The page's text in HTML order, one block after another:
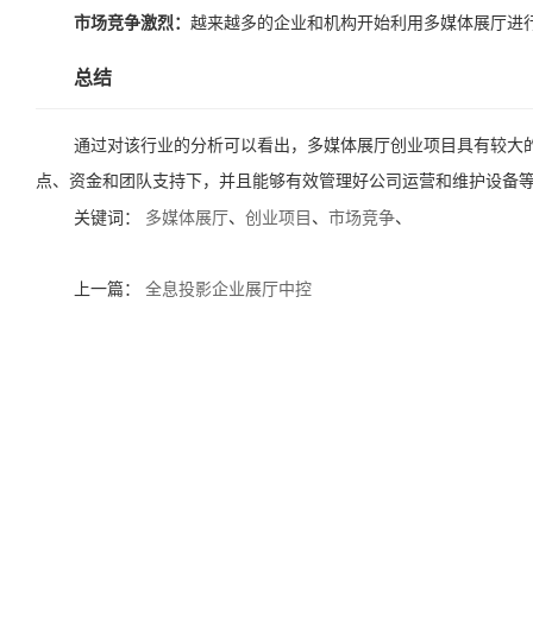
市场竞争激烈： 越来越多的企业和机构开始利用多媒体展厅
总结
通过对该行业的分析可以看出，多媒体展厅创业项目具有较
点、资金和团队支持下，并且能够有效管理好公司运营和维护设备
关键词： 多媒体展厅、 创业项目 、 市场竞争、
上一篇： 全息投影企业展厅中控